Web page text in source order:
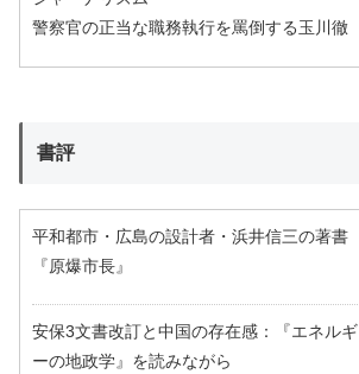
警察官の正当な職務執行を罵倒する玉川徹
書評
平和都市・広島の設計者・浜井信三の著書
『原爆市長』
安保3文書改訂と中国の存在感：『エネルギ
ーの地政学』を読みながら